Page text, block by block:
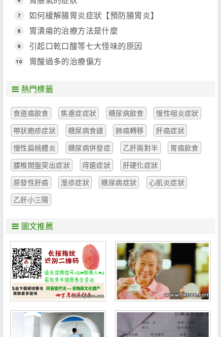
7 如何緩解腸胃炎症狀【預防腸胃炎】
8 胃潰瘍的治療方法是什麼
9 引起口乾口酸等七大怪味的原因
10 胃酸過多的治療偏方
熱門標籤
食道癌飲食 焦慮症症狀 糖尿病飲食
慢性咽炎症狀
帶狀皰疹症狀
糖尿病食譜 肺癌轉移
肝癌症狀
慢性扁桃體炎
糖尿病併發症 乙肝兩對半
胃癌飲食
腰椎間盤突出症狀
痔瘡症狀
肝硬化症狀
原發性肝癌
溼疹症狀 糖尿病症狀
心肌炎症狀
乙肝小三陽
圖文推薦